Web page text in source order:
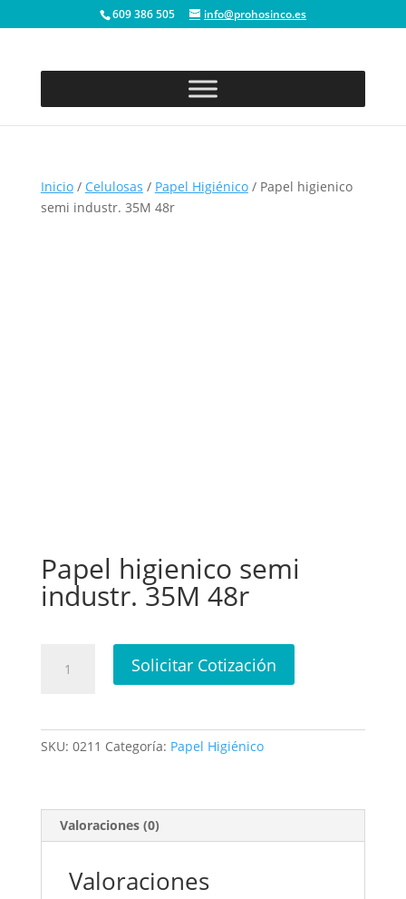
609 386 505 info@prohosinco.es
Inicio/ Celulosas / Papel Higiénico/ Papel higienico
semi industr. 35M 48r
Papel higienico semi
industr. 35M 48r
higienico
Solicitar Cotización
SKU: 0211 Categoría: Papel Higiénico
Valoraciones (0)
Valoraciones